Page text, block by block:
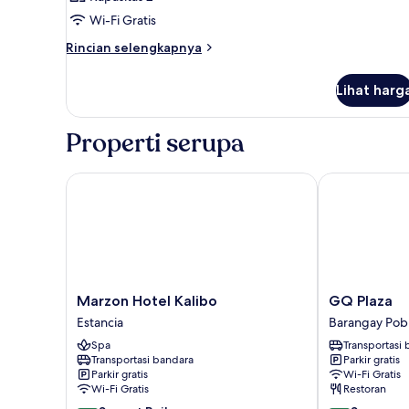
untuk
Kamar
Wi-Fi Gratis
Rincian selengkapnya
Rincian
Kamar
Lihat
Properti serupa
Marzon
Hotel
Kalibo
Estancia
Marzon Hotel Kalibo
Estancia
Spa
Transportasi bandara
Parkir gratis
Wi-Fi Gratis
Marzon Hotel Kalibo
GQ
Plaza
Barangay
Poblacion
GQ Plaza
Barangay
Transportasi
Parkir gratis
Wi-Fi Gratis
Restoran
GQ Plaza